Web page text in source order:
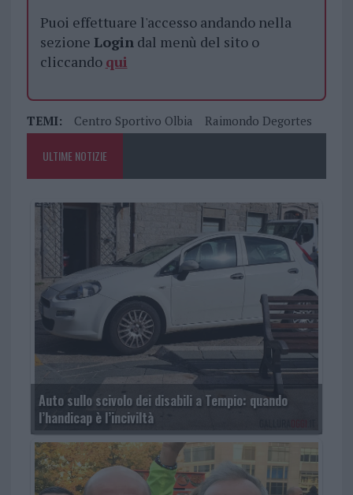
Puoi effettuare l'accesso andando nella
sezione Logindal menù del sito o
cliccando qui
TEMI: Centro Sportivo Olbia Raimondo Degortes
ULTIME NOTIZIE
Auto sullo scivolo dei disabili a Tempio: quando
l’handicap è l’inciviltà